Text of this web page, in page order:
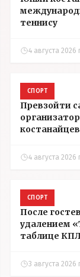
теннису
4 августа 2026
СПОРТ
Превзойти
4 августа 2026
СПОРТ
После
удалением
таблице
3 августа 2026